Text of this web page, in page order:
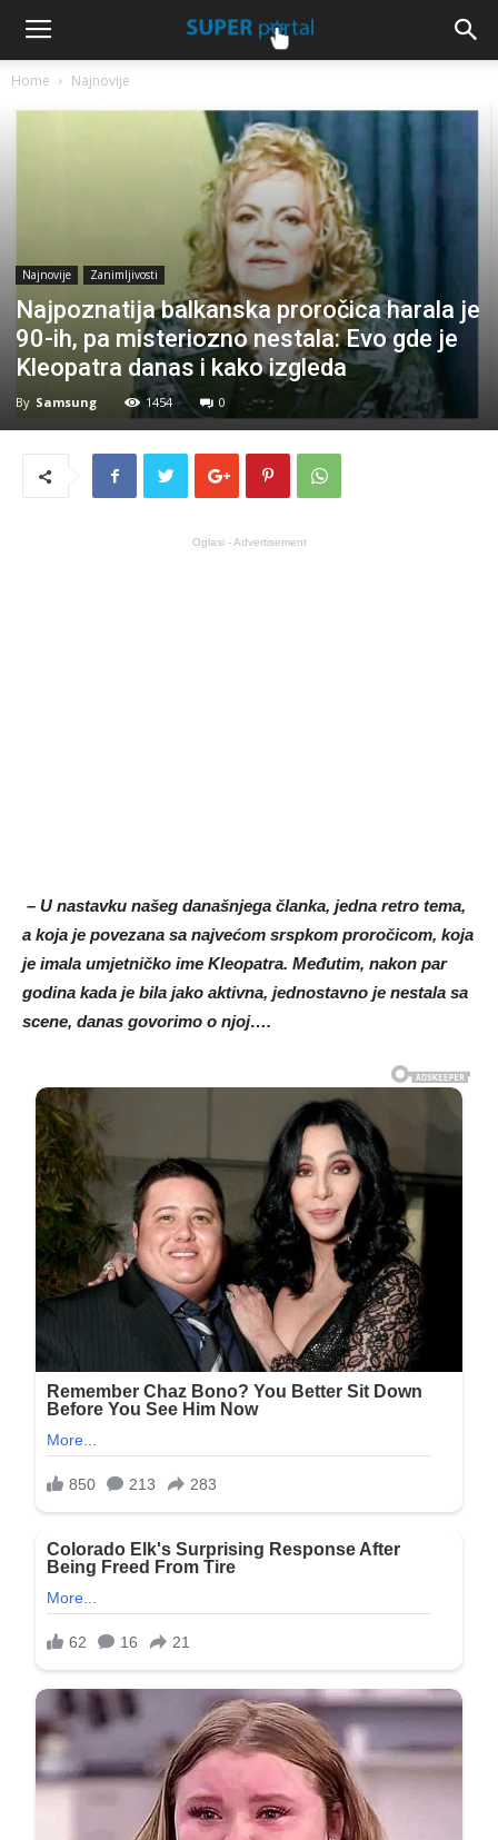
Home Najnovije
Najnovije Zanimljivosti
Najpoznatija balkanska proročica harala je
90-ih, pa misteriozno nestala: Evo gde je
Kleopatra danas i kako izgleda
By Samsung 1454 0
Oglasi - Advertisement
– U nastavku našeg današnjega članka, jedna retro tema,
a koja je povezana sa najvećom srspkom proročicom, koja
je imala umjetničko ime Kleopatra. Međutim, nakon par
godina kada je bila jako aktivna, jednostavno je nestala sa
scene, danas govorimo o njoj….